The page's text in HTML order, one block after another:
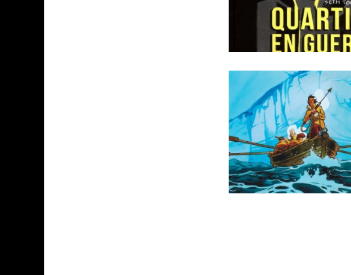
ASSASSIN'S CREED BLACK FLAG RESYNCED
« LE VENT DAND LES SAULES » - UNE BELLE HISTOIRE !
« DAMN THEM ALL » - UN DUO DE CHOC !
YOSHI AND THE MYSTERIOUS BOOK